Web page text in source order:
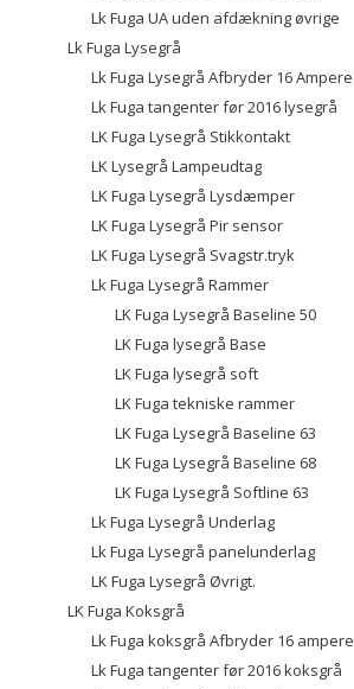
Lk Fuga UA uden afdækning øvrige
Lk Fuga Lysegrå
Lk Fuga Lysegrå Afbryder 16 Ampere
Lk Fuga tangenter før 2016 lysegrå
LK Fuga Lysegrå Stikkontakt
LK Lysegrå Lampeudtag
LK Fuga Lysegrå Lysdæmper
LK Fuga Lysegrå Pir sensor
LK Fuga Lysegrå Svagstr.tryk
Lk Fuga Lysegrå Rammer
LK Fuga Lysegrå Baseline 50
LK Fuga lysegrå Base
LK Fuga lysegrå soft
LK Fuga tekniske rammer
LK Fuga Lysegrå Baseline 63
LK Fuga Lysegrå Baseline 68
LK Fuga Lysegrå Softline 63
Lk Fuga Lysegrå Underlag
Lk Fuga Lysegrå panelunderlag
LK Fuga Lysegrå Øvrigt.
LK Fuga Koksgrå
Lk Fuga koksgrå Afbryder 16 ampere
Lk Fuga tangenter før 2016 koksgrå